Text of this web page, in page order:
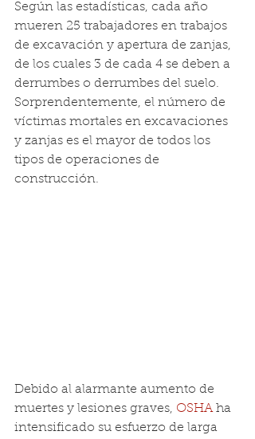
Según las estadísticas, cada año
mueren 25 trabajadores en trabajos
de excavación y apertura de zanjas,
de los cuales 3 de cada 4 se deben a
derrumbes o derrumbes del suelo.
Sorprendentemente, el número de
víctimas mortales en excavaciones
y zanjas es el mayor de todos los
tipos de operaciones de
construcción.
Debido al alarmante aumento de
muertes y lesiones graves, OSHA ha
intensificado su esfuerzo de larga